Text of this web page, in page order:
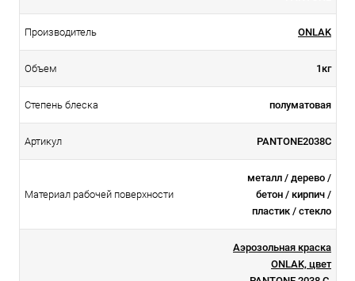
Производитель ONLAK
Объем 1кг
Степень блеска полуматовая
Артикул PANTONE2038C
Материал рабочей поверхности
металл / дерево /
бетон / кирпич /
пластик / стекло
Аэрозольная краска
ONLAK, цвет